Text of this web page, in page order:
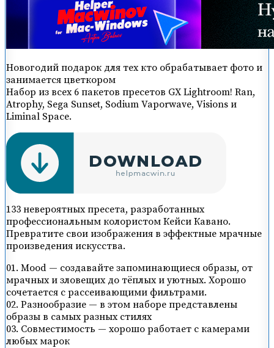
Новогодий подарок для тех кто обрабатывает фото и
занимается цветкором
Набор из всех 6 пакетов пресетов GX Lightroom! Ran,
Atrophy, Sega Sunset, Sodium Vaporwave, Visions и
Liminal Space.
133 невероятных пресета, разработанных
профессиональным колористом Кейси Кавано.
Превратите свои изображения в эффектные мрачные
произведения искусства.
01. Mood — создавайте запоминающиеся образы, от
мрачных и зловещих до тёплых и уютных. Хорошо
сочетается с рассеивающими фильтрами.
02. Разнообразие — в этом наборе представлены
образы в самых разных стилях
03. Совместимость — хорошо работает с камерами
любых марок